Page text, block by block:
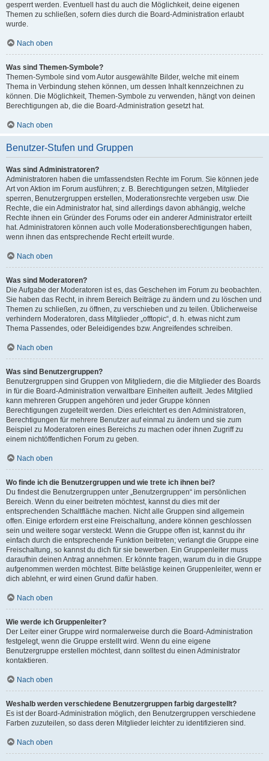
gesperrt werden. Eventuell hast du auch die Möglichkeit, deine eigenen
Themen zu schließen, sofern dies durch die Board-Administration erlaubt
wurde.
Nach oben
Was sind Themen-Symbole?
Themen-Symbole sind vom Autor ausgewählte Bilder, welche mit einem
Thema in Verbindung stehen können, um dessen Inhalt kennzeichnen zu
können. Die Möglichkeit, Themen-Symbole zu verwenden, hängt von deinen
Berechtigungen ab, die die Board-Administration gesetzt hat.
Nach oben
Benutzer-Stufen und Gruppen
Was sind Administratoren?
Administratoren haben die umfassendsten Rechte im Forum. Sie können jede
Art von Aktion im Forum ausführen; z. B. Berechtigungen setzen, Mitglieder
sperren, Benutzergruppen erstellen, Moderationsrechte vergeben usw. Die
Rechte, die ein Administrator hat, sind allerdings davon abhängig, welche
Rechte ihnen ein Gründer des Forums oder ein anderer Administrator erteilt
hat. Administratoren können auch volle Moderationsberechtigungen haben,
wenn ihnen das entsprechende Recht erteilt wurde.
Nach oben
Was sind Moderatoren?
Die Aufgabe der Moderatoren ist es, das Geschehen im Forum zu beobachten.
Sie haben das Recht, in ihrem Bereich Beiträge zu ändern und zu löschen und
Themen zu schließen, zu öffnen, zu verschieben und zu teilen. Üblicherweise
verhindern Moderatoren, dass Mitglieder „offtopic“, d. h. etwas nicht zum
Thema Passendes, oder Beleidigendes bzw. Angreifendes schreiben.
Nach oben
Was sind Benutzergruppen?
Benutzergruppen sind Gruppen von Mitgliedern, die die Mitglieder des Boards
in für die Board-Administration verwaltbare Einheiten aufteilt. Jedes Mitglied
kann mehreren Gruppen angehören und jeder Gruppe können
Berechtigungen zugeteilt werden. Dies erleichtert es den Administratoren,
Berechtigungen für mehrere Benutzer auf einmal zu ändern und sie zum
Beispiel zu Moderatoren eines Bereichs zu machen oder ihnen Zugriff zu
einem nichtöffentlichen Forum zu geben.
Nach oben
Wo finde ich die Benutzergruppen und wie trete ich ihnen bei?
Du findest die Benutzergruppen unter „Benutzergruppen“ im persönlichen
Bereich. Wenn du einer beitreten möchtest, kannst du dies mit der
entsprechenden Schaltfläche machen. Nicht alle Gruppen sind allgemein
offen. Einige erfordern erst eine Freischaltung, andere können geschlossen
sein und weitere sogar versteckt. Wenn die Gruppe offen ist, kannst du ihr
einfach durch die entsprechende Funktion beitreten; verlangt die Gruppe eine
Freischaltung, so kannst du dich für sie bewerben. Ein Gruppenleiter muss
daraufhin deinen Antrag annehmen. Er könnte fragen, warum du in die Gruppe
aufgenommen werden möchtest. Bitte belästige keinen Gruppenleiter, wenn er
dich ablehnt, er wird einen Grund dafür haben.
Nach oben
Wie werde ich Gruppenleiter?
Der Leiter einer Gruppe wird normalerweise durch die Board-Administration
festgelegt, wenn die Gruppe erstellt wird. Wenn du eine eigene
Benutzergruppe erstellen möchtest, dann solltest du einen Administrator
kontaktieren.
Nach oben
Weshalb werden verschiedene Benutzergruppen farbig dargestellt?
Es ist der Board-Administration möglich, den Benutzergruppen verschiedene
Farben zuzuteilen, so dass deren Mitglieder leichter zu identifizieren sind.
Nach oben